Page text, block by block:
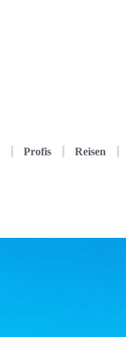
Profis Reisen